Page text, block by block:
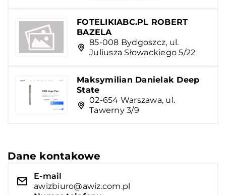
FOTELIKIABC.PL ROBERT
BAZELA
85-008 Bydgoszcz, ul.
Juliusza Słowackiego 5/22
Maksymilian Danielak Deep
State
02-654 Warszawa, ul.
Tawerny 3/9
Dane kontakowe
E-mail
awizbiuro@awiz.com.pl